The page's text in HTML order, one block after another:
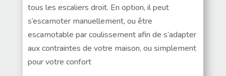
tous les escaliers droit. En option, il peut
s’escamoter manuellement, ou être
escamotable par coulissement afin de s’adapter
aux contraintes de votre maison, ou simplement
pour votre confort